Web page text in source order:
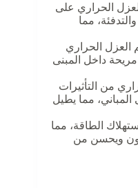
الحراري على
مما
العزل الحراري
داخل المبنى
من التأثيرات
المباني، مما يطيل
الطاقة، مما
ويحسن من